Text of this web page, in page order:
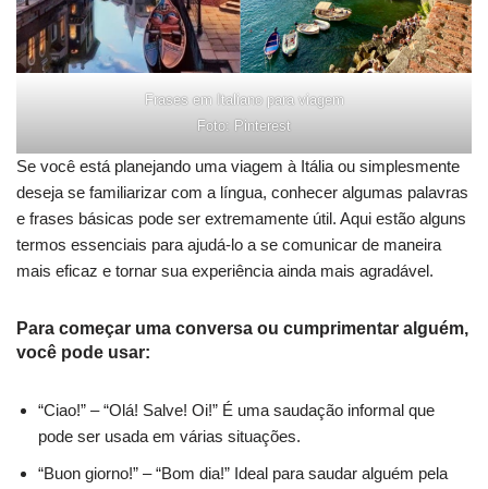
Frases em Italiano para viagem
Foto: Pinterest
Se você está planejando uma viagem à Itália ou simplesmente
deseja se familiarizar com a língua, conhecer algumas palavras
e frases básicas pode ser extremamente útil. Aqui estão alguns
termos essenciais para ajudá-lo a se comunicar de maneira
mais eficaz e tornar sua experiência ainda mais agradável.
Para começar uma conversa ou cumprimentar alguém,
você pode usar:
“Ciao!” – “Olá! Salve! Oi!” É uma saudação informal que
pode ser usada em várias situações.
“Buon giorno!” – “Bom dia!” Ideal para saudar alguém pela